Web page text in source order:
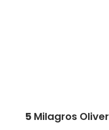
5 Milagros Oliver